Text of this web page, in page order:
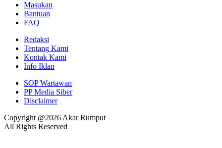
Masukan
Bantuan
FAQ
Redaksi
Tentang Kami
Kontak Kami
Info Iklan
SOP Wartawan
PP Media Siber
Disclaimer
Copyright @2026 Akar Rumput
All Rights Reserved